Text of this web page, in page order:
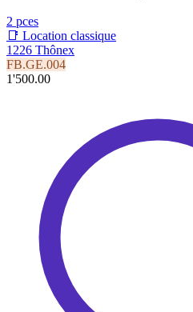
2 pces
📑 Location classique
1226 Thônex
FB.GE.004
1'500.00